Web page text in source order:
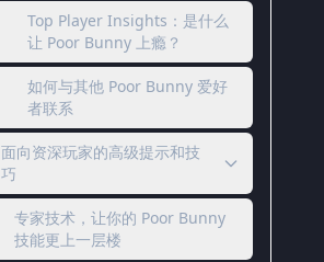
Top Player Insights：是什么
让 Poor Bunny 上瘾？
如何与其他 Poor Bunny 爱好
者联系
面向资深玩家的高级提示和技
巧
专家技术，让你的 Poor Bunny
技能更上一层楼